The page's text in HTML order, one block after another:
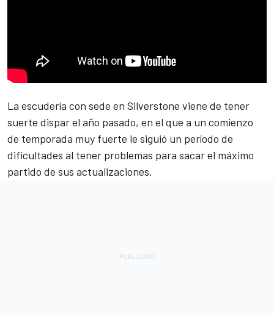
La escudería con sede en Silverstone viene de tener
suerte dispar el año pasado, en el que a un comienzo
de temporada muy fuerte le siguió un período de
dificultades al tener problemas para sacar el máximo
partido de sus actualizaciones.